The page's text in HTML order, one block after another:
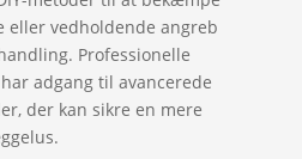
eller vedholdende angreb
Professionelle
adgang til avancerede
der kan sikre en mere